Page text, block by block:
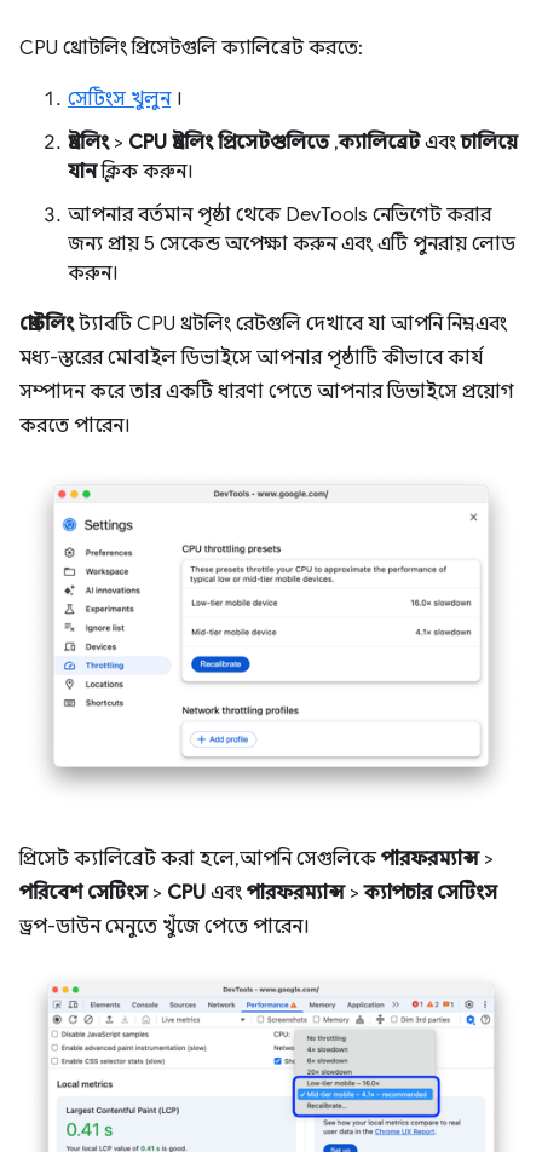
CPU থ্রোটলিং প্রিসেটগুলি ক্যালিব্রেট করতে:
সেটিংস খুলুন।
থ্রটলিং> CPU থ্রটলিং প্রিসেটগুলিতে,ক্যালিব্রেটএবংচালিয়ে
যানক্লিক করুন।
আপনার বর্তমান পৃষ্ঠা থেকে DevTools নেভিগেট করার
জন্য প্রায় 5 সেকেন্ড অপেক্ষা করুন এবং এটি পুনরায় লোড
করুন।
থ্রোটলিংট্যাবটি CPU থ্রটলিং রেটগুলি দেখাবে যা আপনি নিম্ন- এবং
মধ্য-স্তরের মোবাইল ডিভাইসে আপনার পৃষ্ঠাটি কীভাবে কার্য
সম্পাদন করে তার একটি ধারণা পেতে আপনার ডিভাইসে প্রয়োগ
করতে পারেন।
প্রিসেট ক্যালিব্রেট করা হলে, আপনি সেগুলিকেপারফরম্যান্স>
পরিবেশ সেটিংস> CPU এবং পারফরম্যান্স>ক্যাপচার সেটিংস
ড্রপ-ডাউন মেনুতে খুঁজে পেতে পারেন।